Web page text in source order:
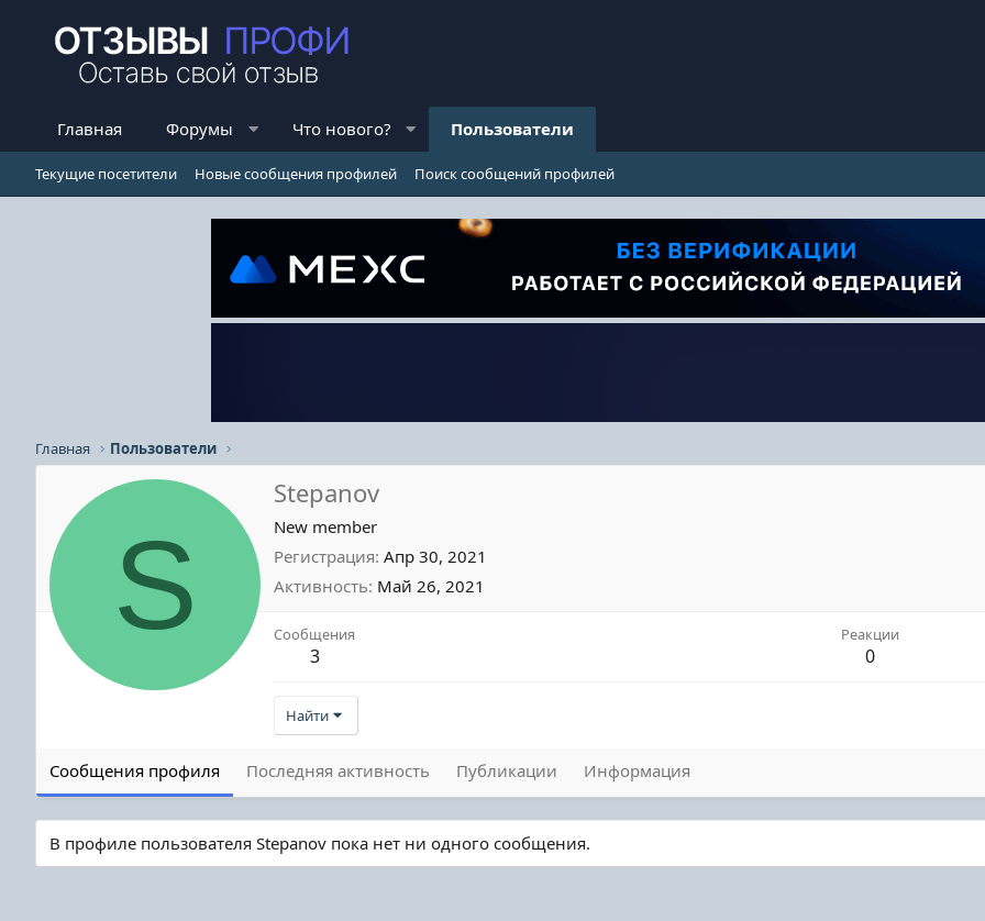
Главная Форумы Что нового? Пользователи
Текущие посетители Новые сообщения профилей Поиск сообщений профилей
Главная Пользователи
S
Stepanov
New member
Регистрация Апр 30, 2021
Активность Май 26, 2021
Сообщения
3
Реакции
0
Найти
Сообщения профиля Последняя активность Публикации Информация
В профиле пользователя Stepanov пока нет ни одного сообщения.